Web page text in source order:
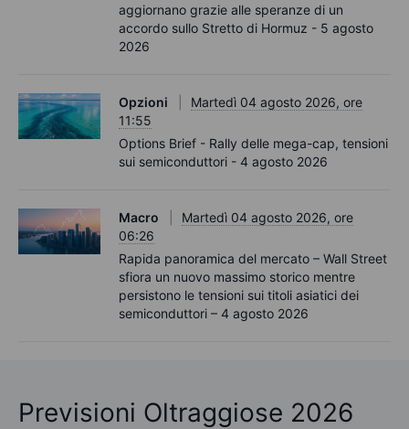
aggiornano grazie alle speranze di un
accordo sullo Stretto di Hormuz - 5 agosto
2026
Opzioni
Martedì 04 agosto 2026, ore
11:55
Options Brief - Rally delle mega-cap, tensioni
sui semiconduttori - 4 agosto 2026
Macro
Martedì 04 agosto 2026, ore
06:26
Rapida panoramica del mercato – Wall Street
sfiora un nuovo massimo storico mentre
persistono le tensioni sui titoli asiatici dei
semiconduttori – 4 agosto 2026
Previsioni Oltraggiose 2026